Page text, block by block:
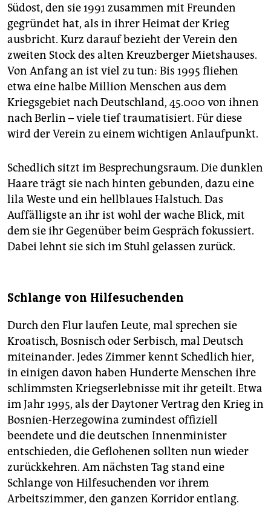
Südost, den sie 1991 zusammen mit Freunden
gegründet hat, als in ihrer Heimat der Krieg
ausbricht. Kurz darauf bezieht der Verein den
zweiten Stock des alten Kreuzberger Mietshauses.
Von Anfang an ist viel zu tun: Bis 1995 fliehen
etwa eine halbe Million Menschen aus dem
Kriegsgebiet nach Deutschland, 45.000 von ihnen
nach Berlin – viele tief traumatisiert. Für diese
wird der Verein zu einem wichtigen Anlaufpunkt.
Schedlich sitzt im Besprechungsraum. Die dunklen
Haare trägt sie nach hinten gebunden, dazu eine
lila Weste und ein hellblaues Halstuch. Das
Auffälligste an ihr ist wohl der wache Blick, mit
dem sie ihr Gegenüber beim Gespräch fokussiert.
Dabei lehnt sie sich im Stuhl gelassen zurück.
Schlange von Hilfesuchenden
Durch den Flur laufen Leute, mal sprechen sie
Kroatisch, Bosnisch oder Serbisch, mal Deutsch
miteinander. Jedes Zimmer kennt Schedlich hier,
in einigen davon haben Hunderte Menschen ihre
schlimmsten Kriegserlebnisse mit ihr geteilt. Etwa
im Jahr 1995, als der Daytoner Vertrag den Krieg in
Bosnien-Herzegowina zumindest offiziell
beendete und die deutschen Innenminister
entschieden, die Geflohenen sollten nun wieder
zurückkehren. Am nächsten Tag stand eine
Schlange von Hilfesuchenden vor ihrem
Arbeitszimmer, den ganzen Korridor entlang.